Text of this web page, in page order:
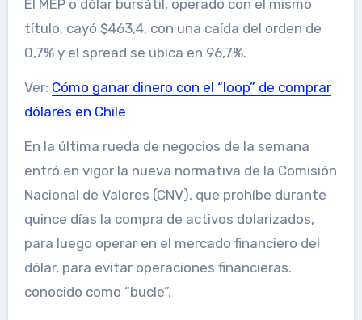
El MEP o dólar bursátil, operado con el mismo
título, cayó $463,4, con una caída del orden de
0,7% y el spread se ubica en 96,7%.
Ver: Cómo ganar dinero con el “loop” de comprar
dólares en Chile
En la última rueda de negocios de la semana
entró en vigor la nueva normativa de la Comisión
Nacional de Valores (CNV), que prohíbe durante
quince días la compra de activos dolarizados,
para luego operar en el mercado financiero del
dólar, para evitar operaciones financieras.
conocido como “bucle”.